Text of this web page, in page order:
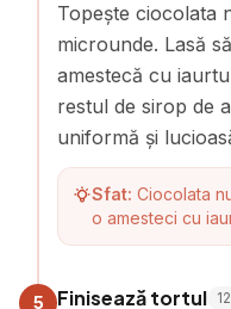
Topește ciocolata
microunde. Lasă
amestecă cu
restul de sirop de
uniformă și
Sfat: Ciocolata
o amesteci cu
5 Finisează tortul 12